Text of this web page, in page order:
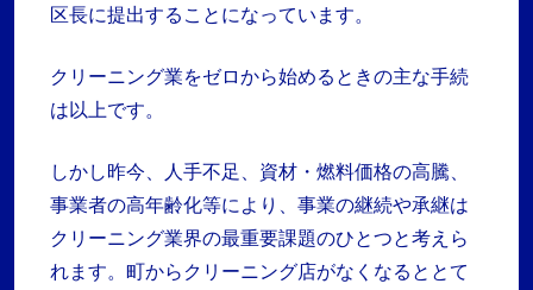
区長に提出することになっています。
クリーニング業をゼロから始めるときの主な手続
は以上です。
しかし昨今、人手不足、資材・燃料価格の高騰、
事業者の高年齢化等により、事業の継続や承継は
クリーニング業界の最重要課題のひとつと考えら
れます。町からクリーニング店がなくなるととて